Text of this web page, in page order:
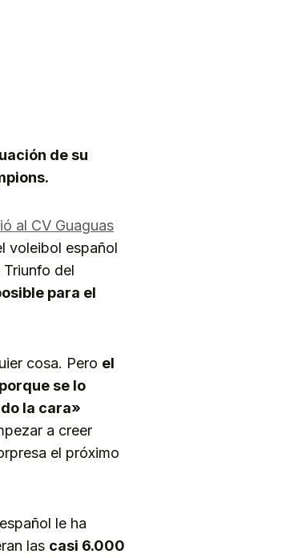
de su
al CV Guaguas
voleibol español
del
para el
cosa. Pero el
se lo
la cara»
a creer
el próximo
le ha
las casi 6.000